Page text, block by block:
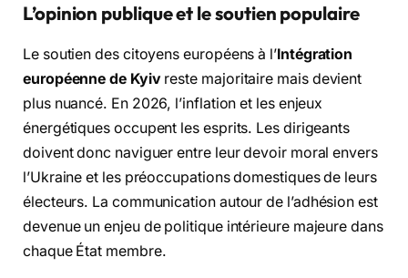
L’opinion publique et le soutien populaire
Le soutien des citoyens européens à l’Intégration
européenne de Kyivreste majoritaire mais devient
plus nuancé. En 2026, l’inflation et les enjeux
énergétiques occupent les esprits. Les dirigeants
doivent donc naviguer entre leur devoir moral envers
l’Ukraine et les préoccupations domestiques de leurs
électeurs. La communication autour de l’adhésion est
devenue un enjeu de politique intérieure majeure dans
chaque État membre.